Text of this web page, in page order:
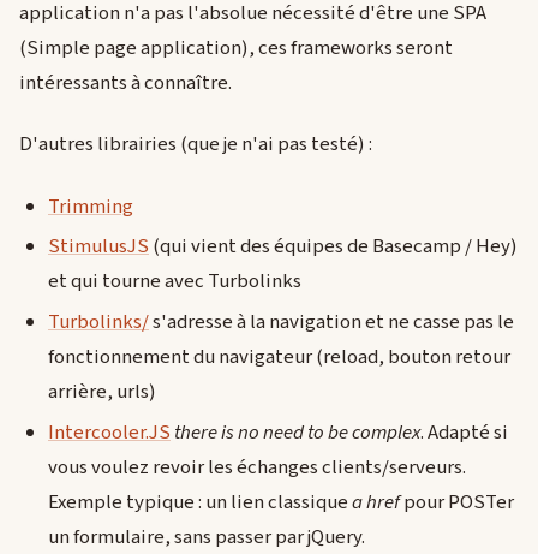
application n'a pas l'absolue nécessité d'être une SPA
(Simple page application), ces frameworks seront
intéressants à connaître.
D'autres librairies (que je n'ai pas testé) :
Trimming
StimulusJS(qui vient des équipes de Basecamp / Hey)
et qui tourne avec Turbolinks
Turbolinks/s'adresse à la navigation et ne casse pas le
fonctionnement du navigateur (reload, bouton retour
arrière, urls)
Intercooler.JSthere is no need to be complex. Adapté si
vous voulez revoir les échanges clients/serveurs.
Exemple typique : un lien classiquea hrefpour POSTer
un formulaire, sans passer par jQuery.